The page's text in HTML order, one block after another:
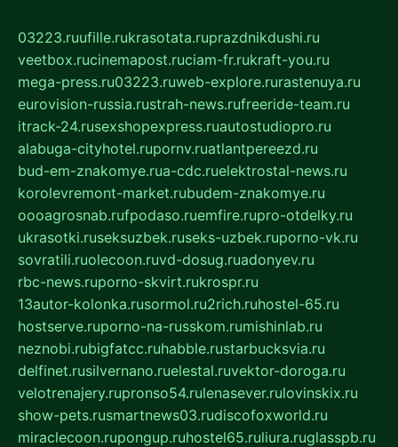
03223.ruufille.rukrasotata.ruprazdnikdushi.ru
veetbox.rucinemapost.ruciam-fr.rukraft-you.ru
mega-press.ru03223.ruweb-explore.rurastenuya.ru
eurovision-russia.rustrah-news.rufreeride-team.ru
itrack-24.rusexshopexpress.ruautostudiopro.ru
alabuga-cityhotel.rupornv.ruatlantpereezd.ru
bud-em-znakomye.rua-cdc.ruelektrostal-news.ru
korolevremont-market.rubudem-znakomye.ru
oooagrosnab.rufpodaso.ruemfire.rupro-otdelky.ru
ukrasotki.ruseksuzbek.ruseks-uzbek.ruporno-vk.ru
sovratili.ruolecoon.ruvd-dosug.ruadonyev.ru
rbc-news.ruporno-skvirt.rukrospr.ru
13autor-kolonka.rusormol.ru2rich.ruhostel-65.ru
hostserve.ruporno-na-russkom.rumishinlab.ru
neznobi.rubigfatcc.ruhabble.rustarbucksvia.ru
delfinet.rusilvernano.ruelestal.ruvektor-doroga.ru
velotrenajery.rupronso54.rulenasever.rulovinskix.ru
show-pets.rusmartnews03.rudiscofoxworld.ru
miraclecoon.rupongup.ruhostel65.ruliura.ruglasspb.ru